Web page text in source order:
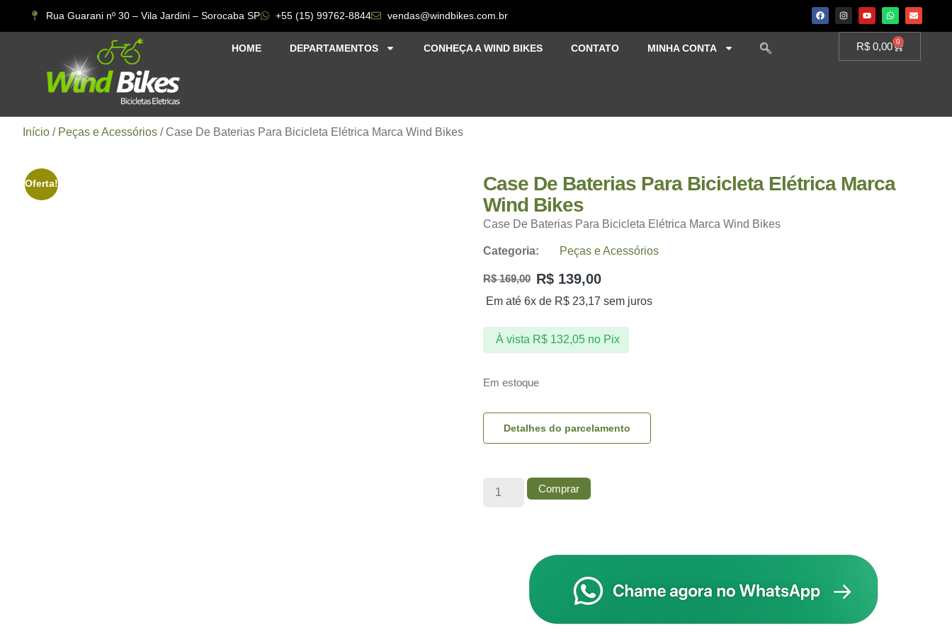
Rua Guarani nº 30 – Vila Jardini – Sorocaba SP +55 (15) 99762-8844 vendas@windbikes.com.br
HOME DEPARTAMENTOS CONHEÇA A WIND BIKES CONTATO MINHA CONTA R$ 0,00 0
Início / Peças e Acessórios / Case De Baterias Para Bicicleta Elétrica Marca Wind Bikes
Oferta!
Case De Baterias Para Bicicleta Elétrica Marca
Wind Bikes
Case De Baterias Para Bicicleta Elétrica Marca Wind Bikes
Categoria: Peças e Acessórios
R$169,00 R$ 139,00
Em até 6x de R$ 23,17 sem juros
À vista R$132,05 no Pix
Em estoque
Detalhes do parcelamento
Comprar